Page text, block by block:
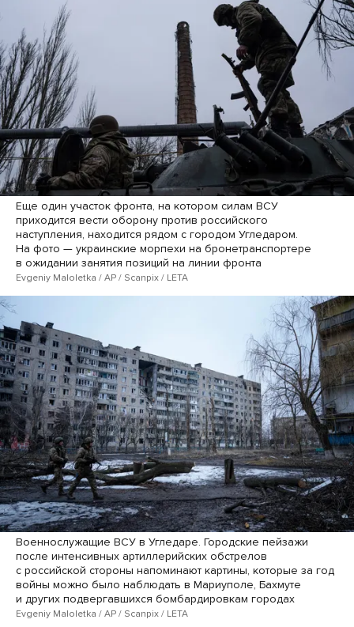
Еще один участок фронта, на котором силам ВСУ
приходится вести оборону против российского
наступления, находится рядом с городом Угледаром.
На фото — украинские морпехи на бронетранспортере
в ожидании занятия позиций на линии фронта
Evgeniy Maloletka / AP / Scanpix / LETA
Военнослужащие ВСУ в Угледаре. Городские пейзажи
после интенсивных артиллерийских обстрелов
с российской стороны напоминают картины, которые за год
войны можно было наблюдать в Мариуполе, Бахмуте
и других подвергавшихся бомбардировкам городах
Evgeniy Maloletka / AP / Scanpix / LETA